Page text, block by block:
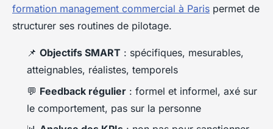
formation management commercial à Paris permet de
structurer ses routines de pilotage.
📌 Objectifs SMART : spécifiques, mesurables,
atteignables, réalistes, temporels
💬 Feedback régulier : formel et informel, axé sur
le comportement, pas sur la personne